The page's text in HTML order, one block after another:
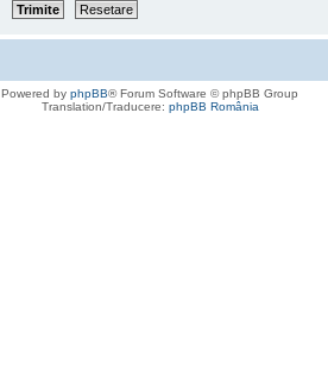
Powered by phpBB® Forum Software © phpBB Group
Translation/Traducere: phpBB România